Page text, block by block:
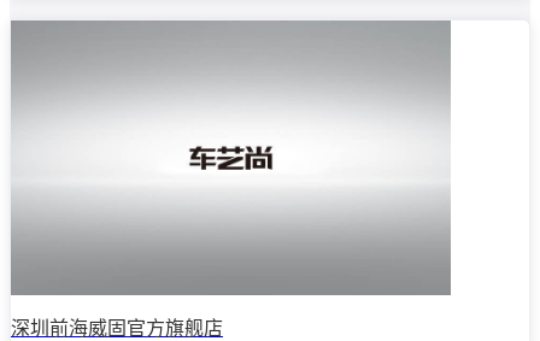
深圳前海威固官方旗舰店